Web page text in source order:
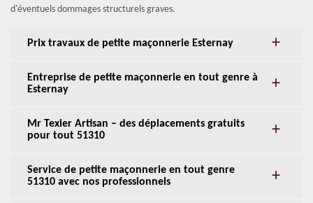
d'éventuels dommages structurels graves.
Prix travaux de petite maçonnerie Esternay
Entreprise de petite maçonnerie en tout genre à
Esternay
Mr Texier Artisan – des déplacements gratuits
pour tout 51310
Service de petite maçonnerie en tout genre
51310 avec nos professionnels